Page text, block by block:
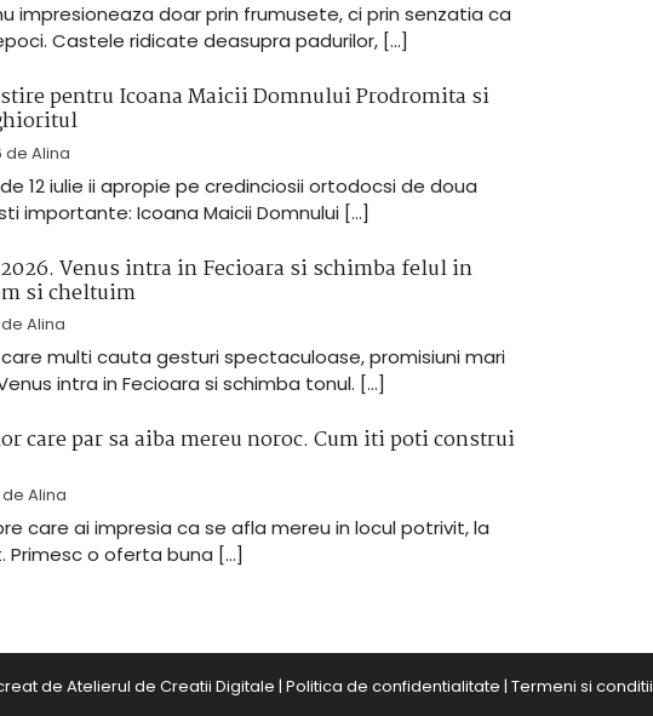
impresioneaza doar prin frumusete, ci prin senzatia ca
Castele ridicate deasupra padurilor, […]
pentru Icoana Maicii Domnului Prodromita si
de Alina
12 iulie ii apropie pe credinciosii ortodocsi de doua
importante: Icoana Maicii Domnului […]
Venus intra in Fecioara si schimba felul in
si cheltuim
de Alina
multi cauta gesturi spectaculoase, promisiuni mari
intra in Fecioara si schimba tonul. […]
care par sa aiba mereu noroc. Cum iti poti construi
de Alina
care ai impresia ca se afla mereu in locul potrivit, la
Primesc o oferta buna […]
de Atelierul de Creatii Digitale | Politica de confidentialitate | Termeni si conditii